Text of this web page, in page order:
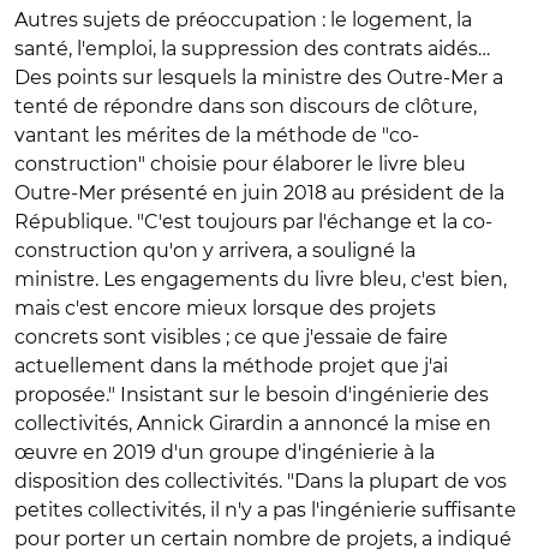
Autres sujets de préoccupation : le logement, la
santé, l'emploi, la suppression des contrats aidés…
Des points sur lesquels la ministre des Outre-Mer a
tenté de répondre dans son discours de clôture,
vantant les mérites de la méthode de "co-
construction" choisie pour élaborer le livre bleu
Outre-Mer présenté en juin 2018 au président de la
République. "C'est toujours par l'échange et la co-
construction qu'on y arrivera, a souligné la
ministre. Les engagements du livre bleu, c'est bien,
mais c'est encore mieux lorsque des projets
concrets sont visibles ; ce que j'essaie de faire
actuellement dans la méthode projet que j'ai
proposée." Insistant sur le besoin d'ingénierie des
collectivités, Annick Girardin a annoncé la mise en
œuvre en 2019 d'un groupe d'ingénierie à la
disposition des collectivités. "Dans la plupart de vos
petites collectivités, il n'y a pas l'ingénierie suffisante
pour porter un certain nombre de projets, a indiqué